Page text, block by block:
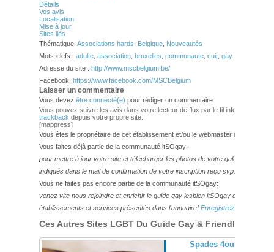
Détails
Vos avis
Localisation
Mise à jour
Sites liés
Thématique: Associations hards Belgique Nouveautés
Mots-clefs : adulte association bruxelles communaute cuir, gay
Adresse du site : http://www.mscbelgium.be/
Facebook: https://www.facebook.com/MSCBelgium
Laisser un commentaire
Vous devez être connecté(e) pour rédiger un commentaire.
Vous pouvez suivre les avis dans votre lecteur de flux par le fil info
trackback depuis votre propre site.
[mappress]
Vous êtes le propriétaire de cet établissement et/ou le webmaster de ce site?
Vous faites déjà partie de la communauté itSOgay:
pour mettre à jour votre site et télécharger les photos de votre galerie,
indiqués dans le mail de confirmation de votre inscription reçu svp.
Vous ne faites pas encore partie de la communauté itSOgay:
venez vite nous rejoindre et enrichir le guide gay lesbien itSOgay de vos
établissements et services présentés dans l'annuaire! Enregistrez-vous ici!
Ces Autres Sites LGBT Du Guide Gay & Friendly
Spades 4our Sauna –